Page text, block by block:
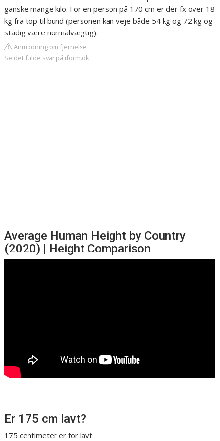
ganske mange kilo. For en person på 170 cm er der fx over 18
kg fra top til bund (personen kan veje både 54 kg og 72 kg og
stadig være normalvægtig).
Anmodning om fjernelse
Se det fulde svar på iform.dk
Average Human Height by Country
(2020) | Height Comparison
Er 175 cm lavt?
175 centimeter er for lavt